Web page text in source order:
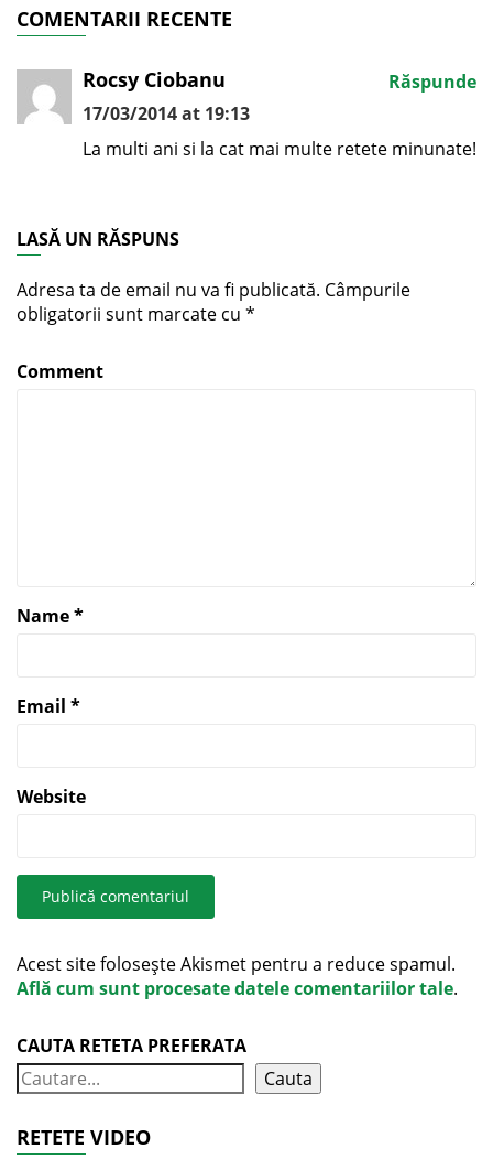
COMENTARII RECENTE
Rocsy Ciobanu
17/03/2014 at 19:13
La multi ani si la cat mai multe retete minunate!
Răspunde
LASĂ UN RĂSPUNS
Adresa ta de email nu va fi publicată. Câmpurile
obligatorii sunt marcate cu *
Comment
Name*
Email *
Website
Acest site folosește Akismet pentru a reduce spamul.
Află cum sunt procesate datele comentariilor tale.
CAUTA RETETA PREFERATA
Cauta
RETETE VIDEO